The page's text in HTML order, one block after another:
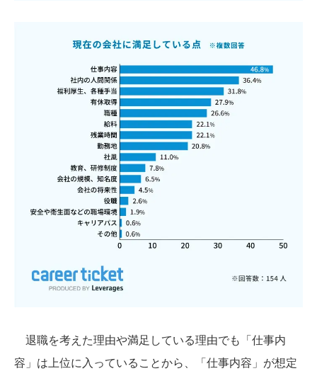
退職を考えた理由や満足している理由でも「仕事内
容」は上位に入っていることから、「仕事内容」が想定